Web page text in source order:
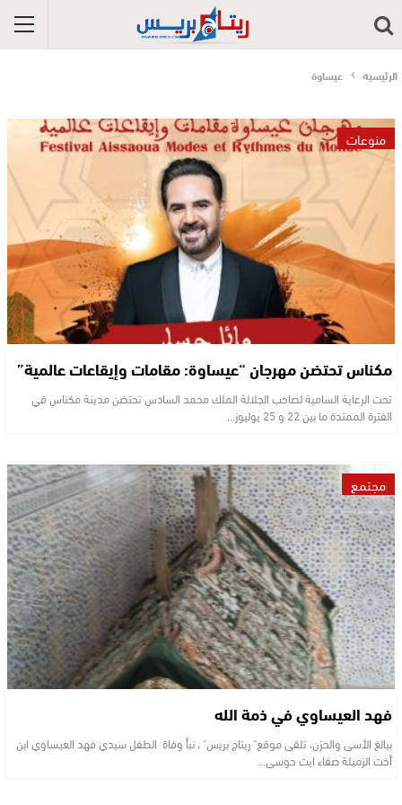
الرئيسية عيساوة
منوعات
مكناس تحتضن مهرجان “عيساوة: مقامات وإيقاعات عالمية”
تحت الرعاية السامية لصاحب الجلالة الملك محمد السادس تحتضن مدينة مكناس في
الفترة الممتدة ما بين 22 و 25 يوليوز…
مجتمع
فهد العيساوي في ذمة الله
ببالغ الأسى والحزن، تلقى موقع" ريتاج بريس" ، نبأ وفاة الطفل سيدي فهد العيساوي ابن
أخت الزميلة صفاء ايت حوسى…